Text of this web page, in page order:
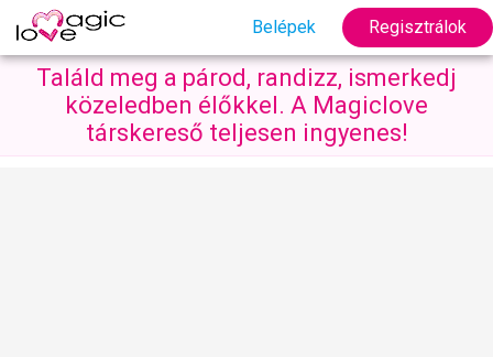
Belépek Regisztrálok
Találd meg a párod, randizz, ismerkedj
közeledben élőkkel. A Magiclove
társkereső teljesen ingyenes!